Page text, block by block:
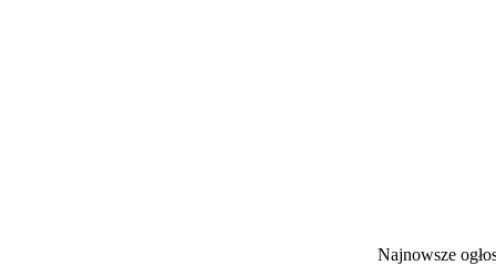
Najnowsze